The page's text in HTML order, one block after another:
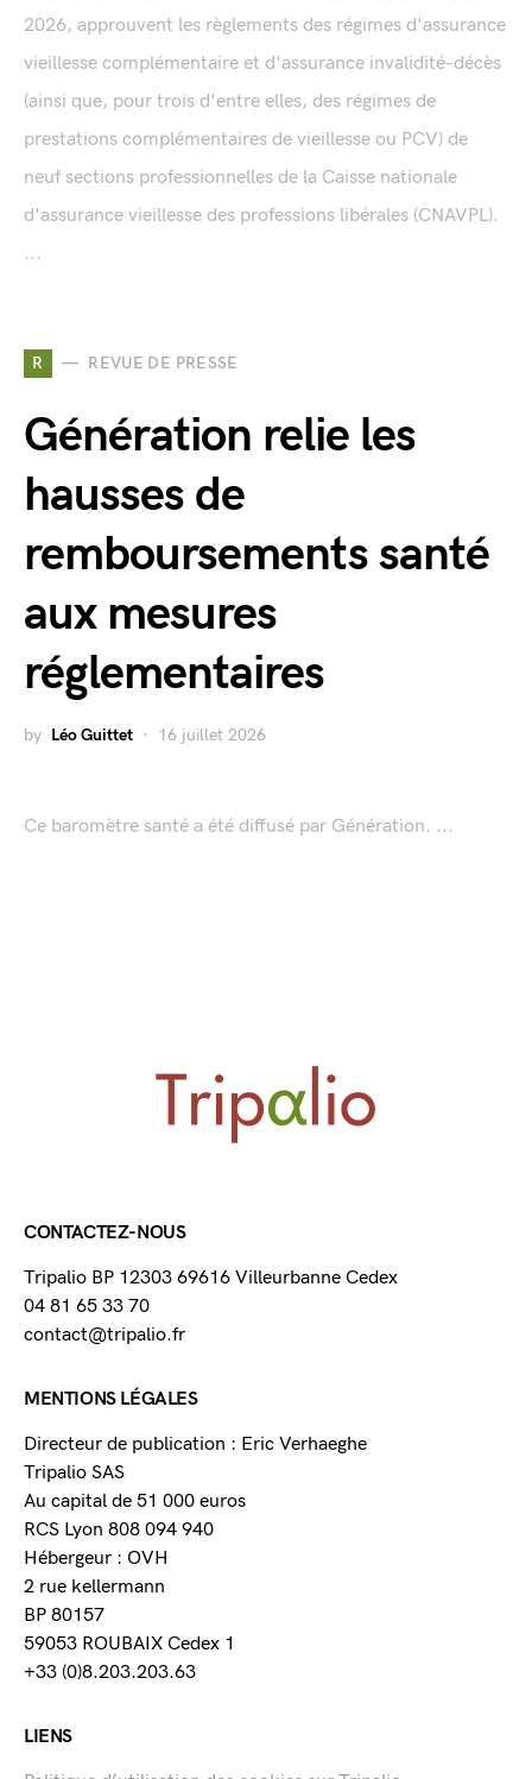
2026, approuvent les règlements des régimes d'assurance
vieillesse complémentaire et d'assurance invalidité-décès
(ainsi que, pour trois d'entre elles, des régimes de
prestations complémentaires de vieillesse ou PCV) de
neuf sections professionnelles de la Caisse nationale
d'assurance vieillesse des professions libérales (CNAVPL).
...
R REVUE DE PRESSE
Génération relie les
hausses de
remboursements santé
aux mesures
réglementaires
by Léo Guittet 16 juillet 2026
Ce baromètre santé a été diffusé par Génération. ...
CONTACTEZ-NOUS
Tripalio BP 12303 69616 Villeurbanne Cedex
04 81 65 33 70
contact@tripalio.fr
MENTIONS LÉGALES
Directeur de publication : Eric Verhaeghe
Tripalio SAS
Au capital de 51 000 euros
RCS Lyon 808 094 940
Hébergeur : OVH
2 rue kellermann
BP 80157
59053 ROUBAIX Cedex 1
+33 (0)8.203.203.63
LIENS